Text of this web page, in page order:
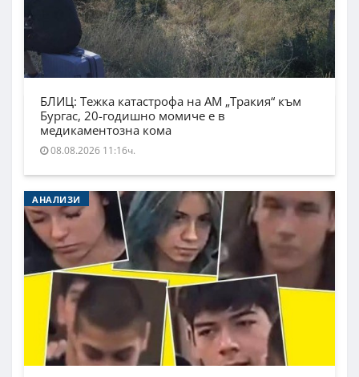
БЛИЦ: Тежка катастрофа на АМ „Тракия“ към
Бургас, 20-годишно момиче е в
медикаментозна кома
08.08.2026 11:16ч.
АНАЛИЗИ